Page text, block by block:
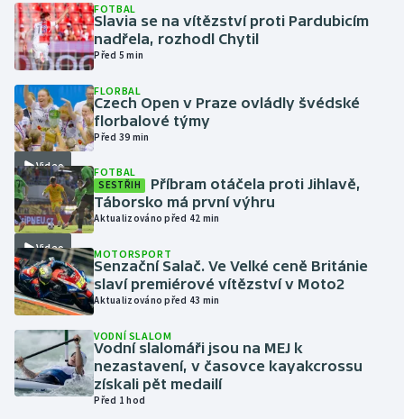
Házená
Jezdectví
Judo
Krasobruslení
Lezení
Lyže a snowboard
Moderní pětiboj
Olympijské hry
Parasport
FOTBAL
Slavia se na vítězství proti Pardubicím
nadřela, rozhodl Chytil
Před 5 min
Video
FLORBAL
Czech Open v Praze ovládly švédské
florbalové týmy
Před 39 min
Video
FOTBAL
SESTŘIH
Příbram otáčela proti Jihlavě,
Táborsko má první výhru
Aktualizováno před 42 min
MOTORSPORT
Senzační Salač. Ve Velké ceně Británie
slaví premiérové vítězství v Moto2
Aktualizováno před 43 min
VODNÍ SLALOM
Vodní slalomáři jsou na MEJ k
nezastavení, v časovce kayakcrossu
získali pět medailí
Před 1 hod